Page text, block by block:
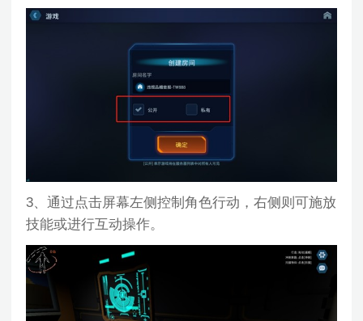
3、通过点击屏幕左侧控制角色行动，右侧则可施放
技能或进行互动操作。